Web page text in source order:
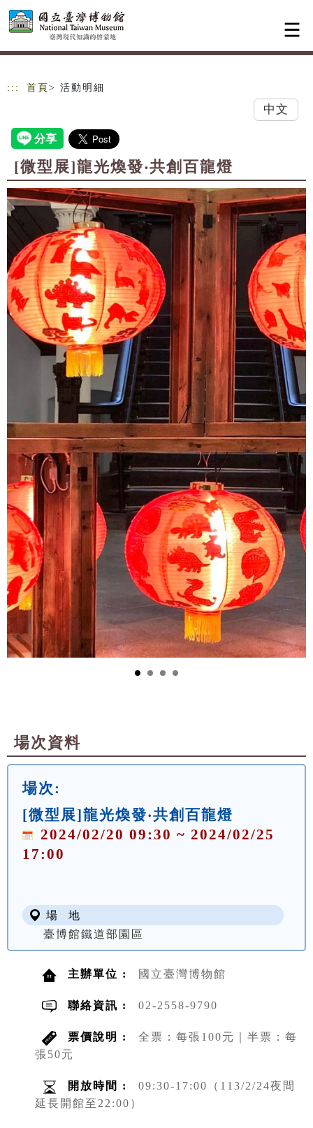
跳到主要內容
網站導覽
::: 首頁 > 活動明細
中文
[微型展]龍光煥發‧共創百龍燈
場次資料
場次:
[微型展]龍光煥發‧共創百龍燈
2024/02/20 09:30 ~ 2024/02/25
17:00
場 地
臺博館鐵道部園區
主辦單位 : 國立臺灣博物館
聯絡資訊 : 02-2558-9790
票價說明 :
全票：每張100元｜半票：每
張50元
開放時間 :
09:30-17:00（113/2/24夜間
延長開館至22:00）